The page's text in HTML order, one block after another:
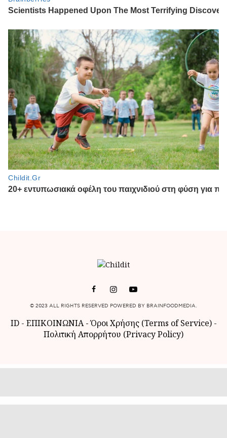
© 2023 ALL RIGHTS RESERVED POWERED BY BRAINFOODMEDIA.
ID- ΕΠΙΚΟΙΝΩΝΙΑ-Όροι Χρήσης (Terms of Service)-
Πολιτική Απορρήτου (Privacy Policy)